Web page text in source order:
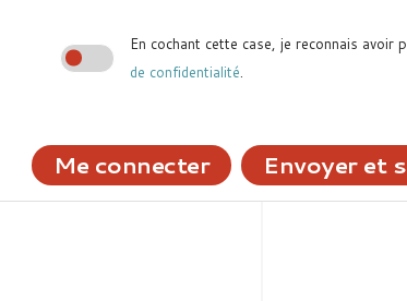
En cochant cette case, je reconnais avoir
de confidentialité.
Me connecter Envoyer et